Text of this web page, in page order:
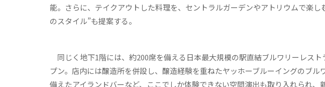
能。さらに、テイクアウトした料理を、セントラルガーデンやアトリウムで楽
のスタイル”も提案する。
同じく地下1階には、約200席を備える日本最大規模の駅直結ブルワリーレスト
プン。店内には醸造所を併設し、醸造経験を重ねたヤッホーブルーイングのブ
備えたアイランドバーなど、ここでしか体験できない空間演出も取り入れられ、